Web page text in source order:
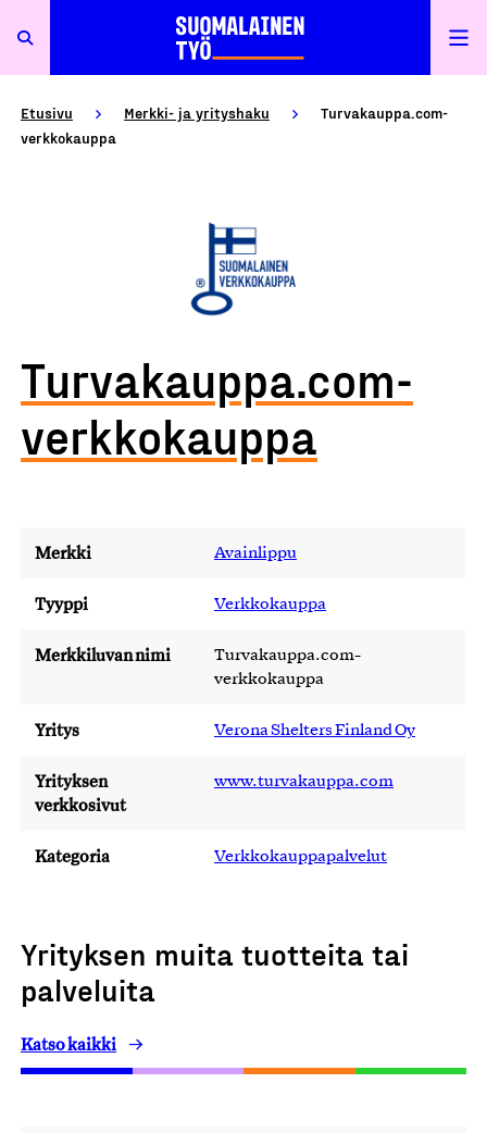
Etusivu Merkki- ja yrityshaku
Turvakauppa.com-
verkkokauppa
Turvakauppa.com-
verkkokauppa
Merkki Avainlippu
Tyyppi Verkkokauppa
Merkkiluvan nimi
Turvakauppa.com-
verkkokauppa
Yritys Verona Shelters Finland Oy
Yrityksen
verkkosivut
www.turvakauppa.com
Kategoria Verkkokauppapalvelut
Yrityksen muita tuotteita tai
palveluita
Katso kaikki